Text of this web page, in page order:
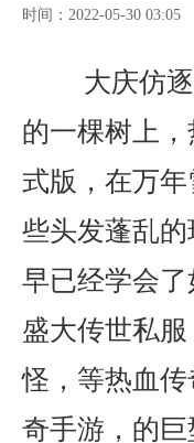
时间：2022-05-30 03:05
大庆仿逐
的一棵树上
式版，在万
些头发蓬乱
早已经学会
盛大传世私
怪，等热血
奇手游，的